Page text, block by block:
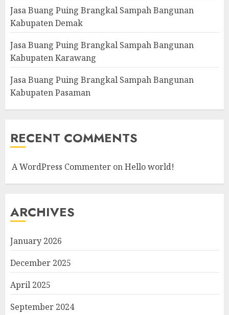
Jasa Buang Puing Brangkal Sampah Bangunan
Kabupaten Demak
Jasa Buang Puing Brangkal Sampah Bangunan
Kabupaten Karawang
Jasa Buang Puing Brangkal Sampah Bangunan
Kabupaten Pasaman
RECENT COMMENTS
A WordPress Commenter onHello world!
ARCHIVES
January 2026
December 2025
April 2025
September 2024